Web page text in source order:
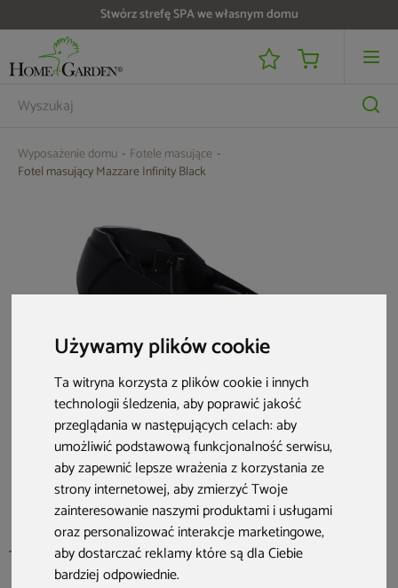
Używamy plików cookie
Ta witryna korzysta z plików cookie i innych
technologii śledzenia, aby poprawić jakość
przeglądania w następujących celach:aby
umożliwić podstawową funkcjonalność serwisu,
aby zapewnić lepsze wrażenia z korzystania ze
strony internetowej,aby zmierzyć Twoje
zainteresowanie naszymi produktami i usługami
oraz personalizować interakcje marketingowe,
aby dostarczać reklamy które są dla Ciebie
bardziej odpowiednie.
Do 25 000 zł zwrotu na kartę i raty RRSO 0%
Wyposażenie domu
Fotele masujące
Fotel masujący Mazzare Infinity Black